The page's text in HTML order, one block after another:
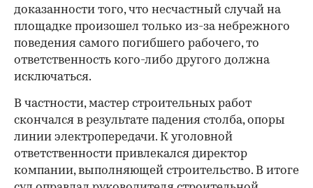
доказанности того, что несчастный случай на
площадке произошел только из-за небрежного
поведения самого погибшего рабочего, то
ответственность кого-либо другого должна
исключаться.
В частности, мастер строительных работ
скончался в результате падения столба, опоры
линии электропередачи. К уголовной
ответственности привлекался директор
компании, выполняющей строительство. В итоге